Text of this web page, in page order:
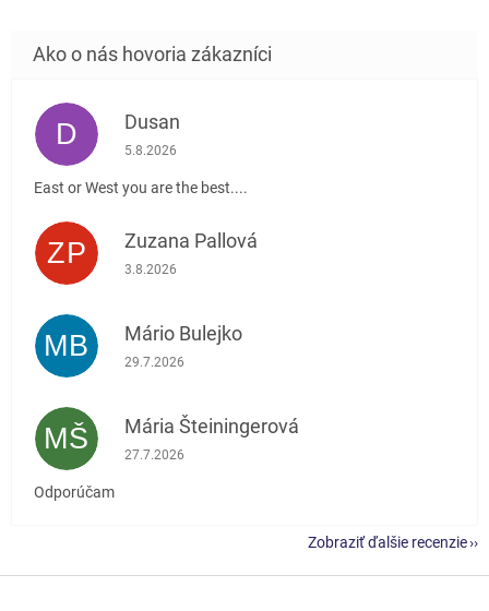
D Dusan
Hodnotenie obchodu je 5 z 5 hviezdičiek.
5.8.2026
East or West you are the best....
ZP Zuzana Pallová
Hodnotenie obchodu je 5 z 5 hviezdičiek.
3.8.2026
MB Mário Bulejko
Hodnotenie obchodu je 5 z 5 hviezdičiek.
29.7.2026
MŠ Mária Šteiningerová
Hodnotenie obchodu je 5 z 5 hviezdičiek.
27.7.2026
Odporúčam
Zobraziť ďalšie recenzie